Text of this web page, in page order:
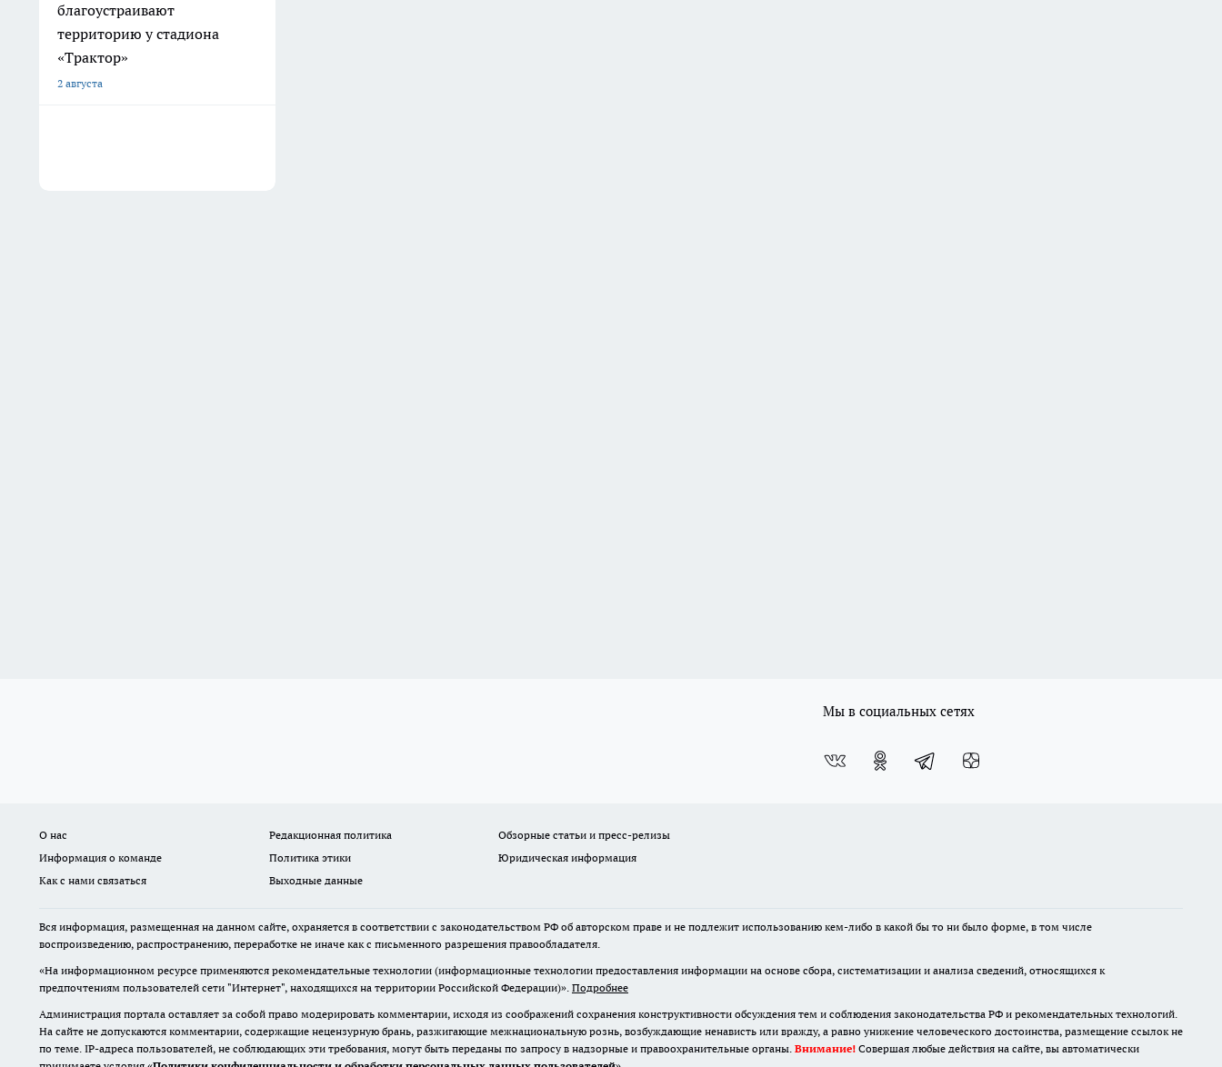
благоустраивают
территорию у стадиона
«Трактор»
2 августа
Мы в социальных сетях
О нас Редакционная политика
Обзорные статьи и пресс-релизы
Информация о команде
Политика этики
Юридическая информация
Как с нами связаться
Выходные данные
Вся информация, размещенная на данном сайте, охраняется в соответствии с законодательством РФ об авторском праве и не подлежит использованию кем-либо в какой бы то ни было форме, в том числе
воспроизведению, распространению, переработке не иначе как с письменного разрешения правообладателя.
«На информационном ресурсе применяются рекомендательные технологии (информационные технологии предоставления информации на основе сбора, систематизации и анализа сведений, относящихся к
предпочтениям пользователей сети "Интернет", находящихся на территории Российской Федерации)». Подробнее
Администрация портала оставляет за собой право модерировать комментарии, исходя из соображений сохранения конструктивности обсуждения тем и соблюдения законодательства РФ и рекомендательных технологий.
На сайте не допускаются комментарии, содержащие нецензурную брань, разжигающие межнациональную рознь, возбуждающие ненависть или вражду, а равно унижение человеческого достоинства, размещение ссылок не
по теме. IP-адреса пользователей, не соблюдающих эти требования, могут быть переданы по запросу в надзорные и правоохранительные органы. Внимание! Совершая любые действия на сайте, вы автоматически